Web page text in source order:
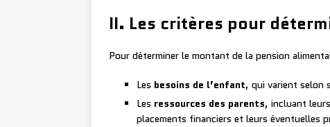
II. Les critères pour
Pour déterminer le montant de la pension
Les besoins de l’enfant, qui varient selon
Les ressources des parents, incluant
placements financiers et leurs éventuelles